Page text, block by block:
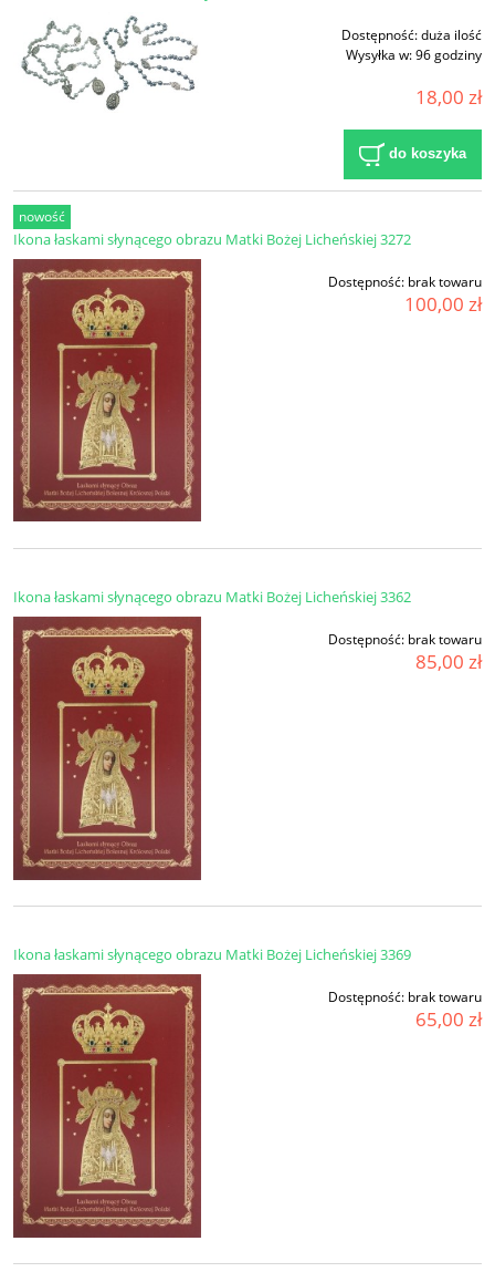
Dostępność:duża ilość
Wysyłka w:96 godziny
18,00 zł
do koszyka
Ikona łaskami słynącego obrazu Matki Bożej Licheńskiej 3272
Dostępność: brak towaru
100,00 zł
nowość
Ikona łaskami słynącego obrazu Matki Bożej Licheńskiej 3362
Dostępność: brak towaru
85,00 zł
Ikona łaskami słynącego obrazu Matki Bożej Licheńskiej 3369
Dostępność: brak towaru
65,00 zł